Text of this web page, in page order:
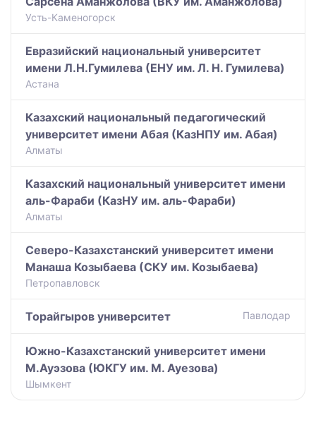
Усть-Каменогорск
Евразийский национальный университет
имени Л.Н.Гумилева (ЕНУ им. Л. Н. Гумилева)
Астана
Казахский национальный педагогический
университет имени Абая (КазНПУ им. Абая)
Алматы
Казахский национальный университет имени
аль-Фараби (КазНУ им. аль-Фараби)
Алматы
Северо-Казахстанский университет имени
Манаша Козыбаева (СКУ им. Козыбаева)
Петропавловск
Торайгыров университет Павлодар
Южно-Казахстанский университет имени
М.Ауэзова (ЮКГУ им. М. Ауезова)
Шымкент